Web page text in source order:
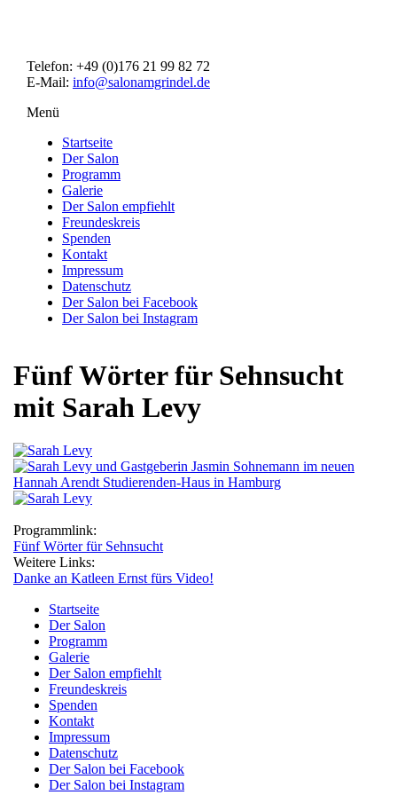
Telefon: +49 (0)176 21 99 82 72
E-Mail: info@salonamgrindel.de
Menü
Startseite
Der Salon
Programm
Galerie
Der Salon empfiehlt
Freundeskreis
Spenden
Kontakt
Impressum
Datenschutz
Der Salon bei Facebook
Der Salon bei Instagram
Fünf Wörter für Sehnsucht
mit Sarah Levy
Programmlink:
Fünf Wörter für Sehnsucht
Weitere Links:
Danke an Katleen Ernst fürs Video!
Startseite
Der Salon
Programm
Galerie
Der Salon empfiehlt
Freundeskreis
Spenden
Kontakt
Impressum
Datenschutz
Der Salon bei Facebook
Der Salon bei Instagram